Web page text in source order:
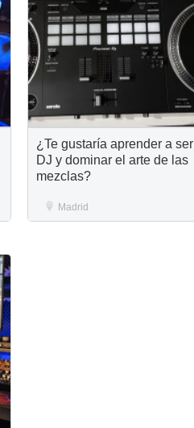
¿Te gustaría aprender a ser
DJ y dominar el arte de las
mezclas?
Madrid